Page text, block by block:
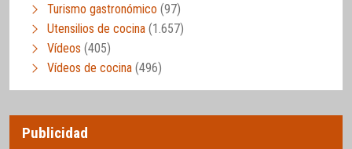
Turismo gastronómico (97)
Utensilios de cocina (1.657)
Vídeos (405)
Vídeos de cocina (496)
Publicidad